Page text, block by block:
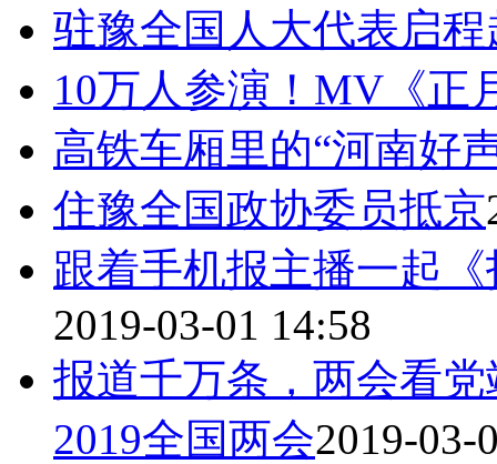
驻豫全国人大代表启
10万人参演！MV《正
高铁车厢里的“河南好
住豫全国政协委员抵京
跟着手机报主播一起
2019-03-01 14:58
报道千万条，两会看
2019全国两会2019-03-